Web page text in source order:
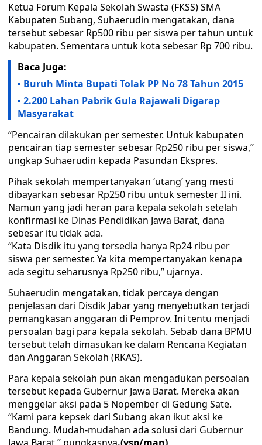
Ketua Forum Kepala Sekolah Swasta (FKSS) SMA
Kabupaten Subang, Suhaerudin mengatakan, dana
tersebut sebesar Rp500 ribu per siswa per tahun untuk
kabupaten. Sementara untuk kota sebesar Rp 700 ribu.
Baca Juga:
Buruh Minta Bupati Tolak PP No 78 Tahun 2015
2.200 Lahan Pabrik Gula Rajawali Digarap
Masyarakat
“Pencairan dilakukan per semester. Untuk kabupaten
pencairan tiap semester sebesar Rp250 ribu per siswa,”
ungkap Suhaerudin kepada Pasundan Ekspres.
Pihak sekolah mempertanyakan ‘utang’ yang mesti
dibayarkan sebesar Rp250 ribu untuk semester II ini.
Namun yang jadi heran para kepala sekolah setelah
konfirmasi ke Dinas Pendidikan Jawa Barat, dana
sebesar itu tidak ada.
“Kata Disdik itu yang tersedia hanya Rp24 ribu per
siswa per semester. Ya kita mempertanyakan kenapa
ada segitu seharusnya Rp250 ribu,” ujarnya.
Suhaerudin mengatakan, tidak percaya dengan
penjelasan dari Disdik Jabar yang menyebutkan terjadi
pemangkasan anggaran di Pemprov. Ini tentu menjadi
persoalan bagi para kepala sekolah. Sebab dana BPMU
tersebut telah dimasukan ke dalam Rencana Kegiatan
dan Anggaran Sekolah (RKAS).
Para kepala sekolah pun akan mengadukan persoalan
tersebut kepada Gubernur Jawa Barat. Mereka akan
menggelar aksi pada 5 Nopember di Gedung Sate.
“Kami para kepsek dari Subang akan ikut aksi ke
Bandung. Mudah-mudahan ada solusi dari Gubernur